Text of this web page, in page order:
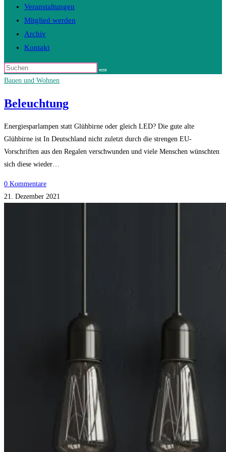
Veranstaltungen
Mitglied werden
Archiv
Kontakt
Diese
Website
Bauen und Wohnen
Beleuchtung
Energiesparlampen statt Glühbirne oder gleich LED? Die gute alte
Glühbirne ist In Deutschland nicht zuletzt durch die strengen EU-
Vorschriften aus den Regalen verschwunden und viele Menschen wünschten
sich diese wieder…
0 Kommentare
21. Dezember 2021